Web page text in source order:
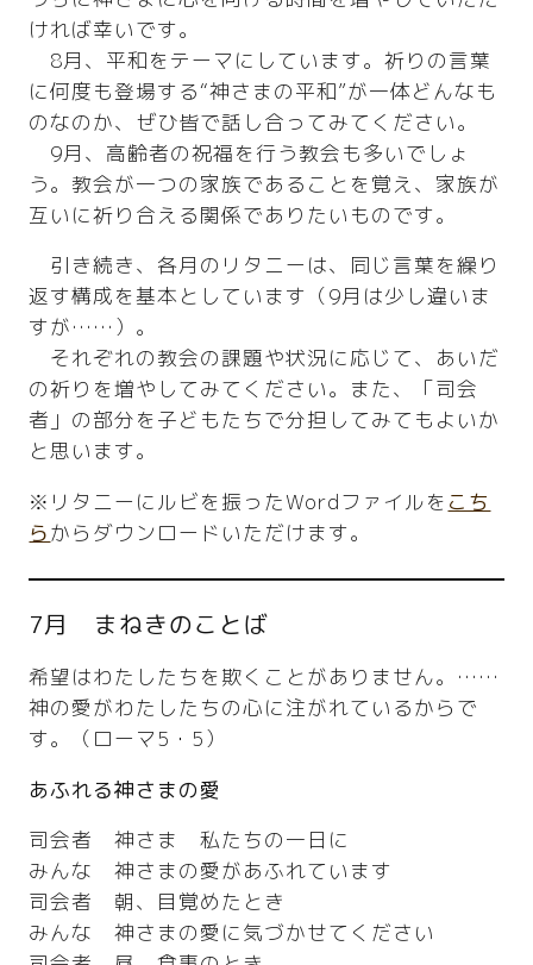
ければ幸いです。
8月、平和をテーマにしています。祈りの言葉
に何度も登場する“神さまの平和”が一体どんなも
のなのか、ぜひ皆で話し合ってみてください。
9月、高齢者の祝福を行う教会も多いでしょ
う。教会が一つの家族であることを覚え、家族が
互いに祈り合える関係でありたいものです。
引き続き、各月のリタニーは、同じ言葉を繰り
返す構成を基本としています（9月は少し違いま
すが……）。
それぞれの教会の課題や状況に応じて、あいだ
の祈りを増やしてみてください。また、「司会
者」の部分を子どもたちで分担してみてもよいか
と思います。
※リタニーにルビを振ったWordファイルを こち
らからダウンロードいただけます。
7月 まねきのことば
希望はわたしたちを欺くことがありません。……
神の愛がわたしたちの心に注がれているからで
す。（ローマ5・5）
あふれる神さまの愛
司会者 神さま 私たちの一日に
みんな 神さまの愛があふれています
司会者 朝、目覚めたとき
みんな 神さまの愛に気づかせてください